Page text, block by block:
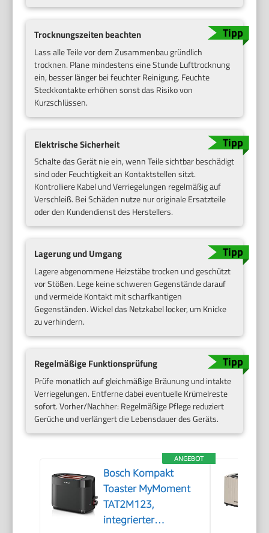
Trocknungszeiten beachten
Lass alle Teile vor dem Zusammenbau gründlich
trocknen. Plane mindestens eine Stunde Lufttrocknung
ein, besser länger bei feuchter Reinigung. Feuchte
Steckkontakte erhöhen sonst das Risiko von
Kurzschlüssen.
Elektrische Sicherheit
Schalte das Gerät nie ein, wenn Teile sichtbar beschädigt
sind oder Feuchtigkeit an Kontaktstellen sitzt.
Kontrolliere Kabel und Verriegelungen regelmäßig auf
Verschleiß. Bei Schäden nutze nur originale Ersatzteile
oder den Kundendienst des Herstellers.
Lagerung und Umgang
Lagere abgenommene Heizstäbe trocken und geschützt
vor Stößen. Lege keine schweren Gegenstände darauf
und vermeide Kontakt mit scharfkantigen
Gegenständen. Wickel das Netzkabel locker, um Knicke
zu verhindern.
Regelmäßige Funktionsprüfung
Prüfe monatlich auf gleichmäßige Bräunung und intakte
Verriegelungen. Entferne dabei eventuelle Krümelreste
sofort. Vorher/Nachher: Regelmäßige Pflege reduziert
Gerüche und verlängert die Lebensdauer des Geräts.
ANGEBOT
Bosch Kompakt
Toaster MyMoment
TAT2M123,
integrierter